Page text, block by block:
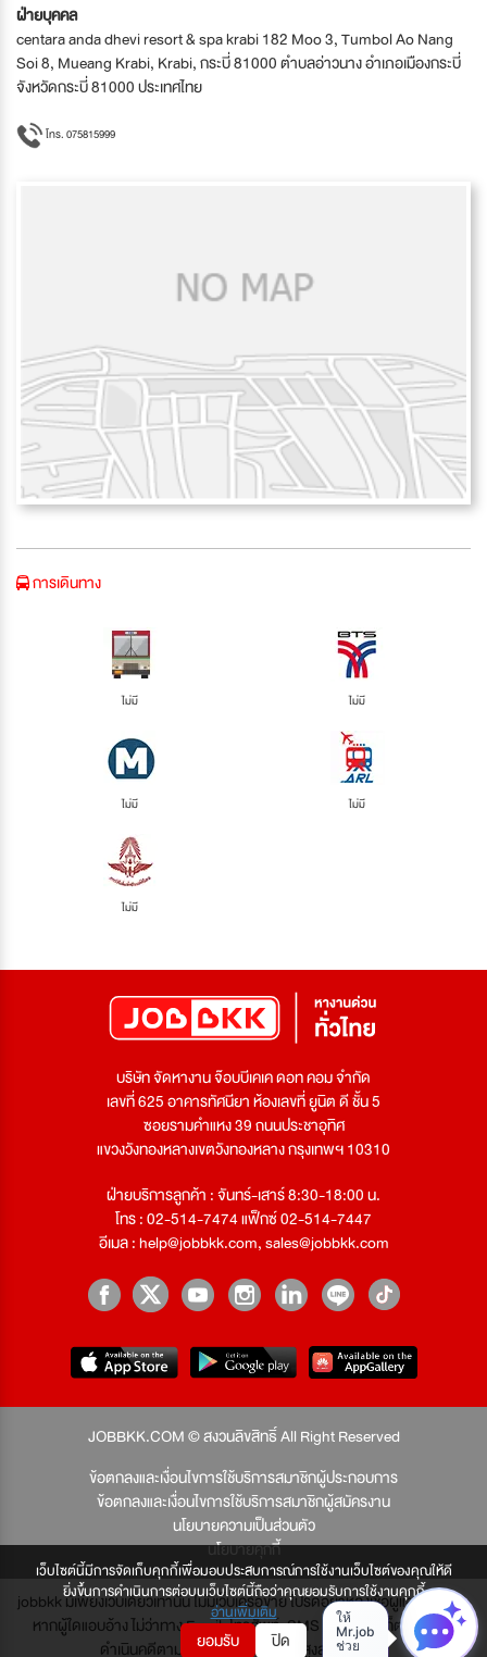
เว็บไซต์นี้มีการจัดเก็บคุกกี้เพื่อมอบประสบการณ์การใช้งานเว็บไซต์ของคุณให้ดี
ยิ่งขึ้นการดำเนินการต่อบนเว็บไซต์นี้ถือว่าคุณยอมรับการใช้งานคุกกี้
อ่านเพิ่มเติม
ยอมรับ ปิด
ฝ่ายบุคคล
centara anda dhevi resort & spa krabi 182 Moo 3, Tumbol Ao Nang
Soi 8, Mueang Krabi, Krabi, กระบี่ 81000 ตำบลอ่าวนาง อำเภอเมืองกระบี่
จังหวัดกระบี่ 81000 ประเทศไทย
โทร. 075815999
การเดินทาง
ไม่มี ไม่มี
ไม่มี ไม่มี
ไม่มี
บริษัท จัดหางาน จ๊อบบีเคเค ดอท คอม จำกัด
เลขที่ 625 อาคารทัศนียา ห้องเลขที่ ยูนิต ดี ชั้น 5
ซอยรามคำแหง 39 ถนนประชาอุทิศ
แขวงวังทองหลางเขตวังทองหลาง กรุงเทพฯ 10310
ฝ่ายบริการลูกค้า : จันทร์-เสาร์ 8:30-18:00 น.
โทร : 02-514-7474 แฟ็กซ์ 02-514-7447
อีเมล :help@jobbkk.com,sales@jobbkk.com
JOBBKK.COM © สงวนลิขสิทธิ์ All Right Reserved
ข้อตกลงและเงื่อนไขการใช้บริการสมาชิกผู้ประกอบการ
ข้อตกลงและเงื่อนไขการใช้บริการสมาชิกผู้สมัครงาน
นโยบายความเป็นส่วนตัว
นโยบายคุกกี้
jobbkk มีเพียงเว็บเดียวเท่านั้น ไม่มีเว็บเครือข่าย โปรดอย่าหลงเชื่อผู้แอบอ้าง และ
หากผู้ใดแอบอ้าง ไม่ว่าทาง Email, โทรศัพท์, SMS หรือทางใดก็ตาม จะถูก
ดำเนินคดีตามที่กฎหมายบัญญัติไว้สูงสุด